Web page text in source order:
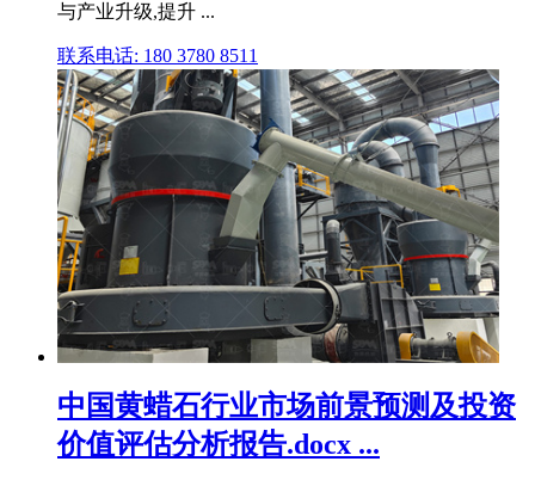
与产业升级,提升 ...
联系电话: 180 3780 8511
中国黄蜡石行业市场前景预测及投资
价值评估分析报告.docx ...